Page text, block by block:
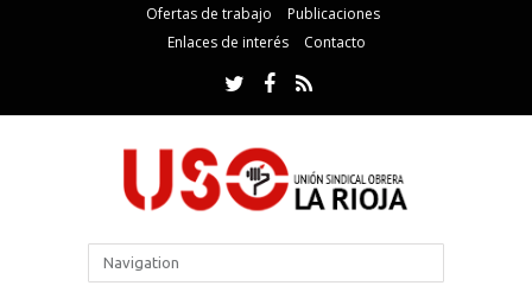
Ofertas de trabajo
Publicaciones
Enlaces de interés
Contacto